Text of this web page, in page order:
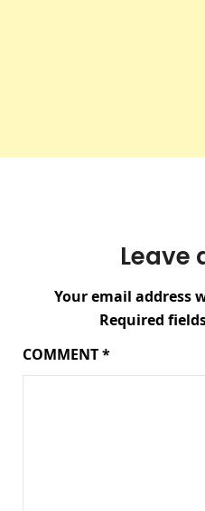
Leave
Your email address
Required
COMMENT*